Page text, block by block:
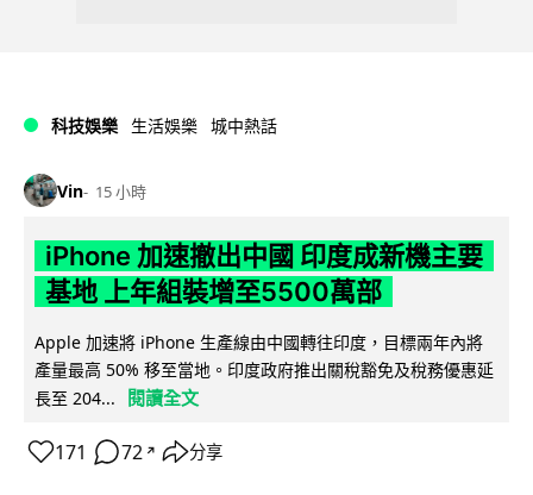
科技娛樂 生活娛樂 城中熱話
Vin 15 小時
iPhone 加速撤出中國 印度成新機主要
基地 上年組裝增至5500萬部
Apple 加速將 iPhone 生產線由中國轉往印度，目標兩年內將
產量最高 50% 移至當地。印度政府推出關稅豁免及稅務優惠延
長至 204...
閱讀全文
171 72 ↗ 分享